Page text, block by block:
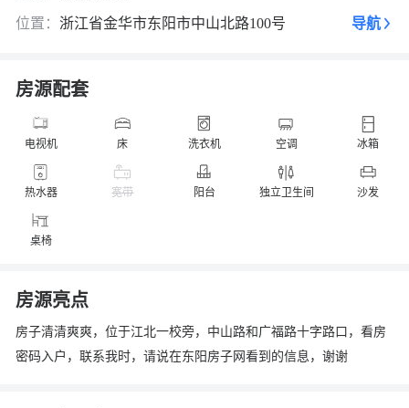
位置： 浙江省金华市东阳市中山北路100号 导航
房源配套
电视机 床 洗衣机 空调 冰箱
热水器 宽带 阳台 独立卫生间 沙发
桌椅
房源亮点
房子清清爽爽，位于江北一校旁，中山路和广福路十字路口，看房
密码入户，联系我时，请说在东阳房子网看到的信息，谢谢